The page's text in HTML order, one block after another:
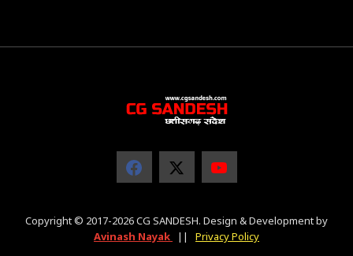
Copyright © 2017-2026 CG SANDESH. Design & Development by
Avinash Nayak
|| Privacy Policy